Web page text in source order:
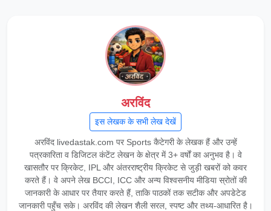
अरविंद
इस लेखक के सभी लेख देखें
अरविंद livedastak.com पर Sports कैटेगरी के लेखक हैं और उन्हें
पत्रकारिता व डिजिटल कंटेंट लेखन के क्षेत्र में 3+ वर्षों का अनुभव है। वे
खासतौर पर क्रिकेट, IPL और अंतरराष्ट्रीय क्रिकेट से जुड़ी खबरों को कवर
करते हैं। वे अपने लेख BCCI, ICC और अन्य विश्वसनीय मीडिया स्रोतों की
जानकारी के आधार पर तैयार करते हैं, ताकि पाठकों तक सटीक और अपडेटेड
जानकारी पहुँच सके। अरविंद की लेखन शैली सरल, स्पष्ट और तथ्य-आधारित है।